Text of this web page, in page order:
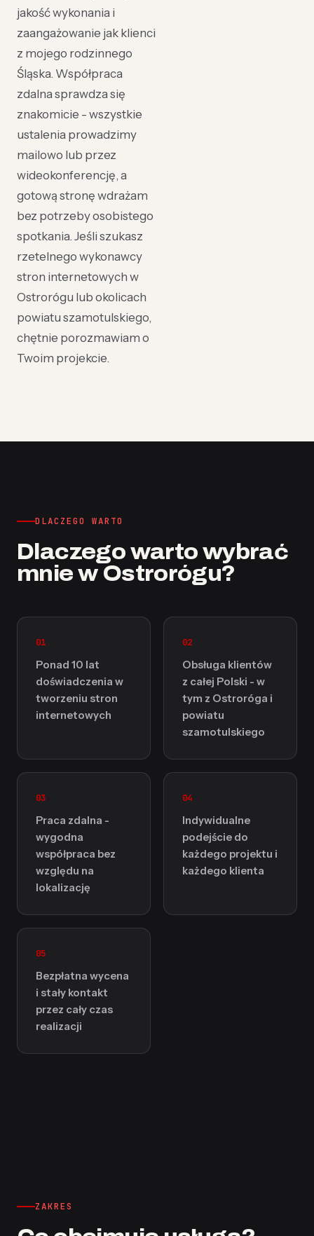
jakość wykonania i
zaangażowanie jak klienci
z mojego rodzinnego
Śląska. Współpraca
zdalna sprawdza się
znakomicie - wszystkie
ustalenia prowadzimy
mailowo lub przez
wideokonferencję, a
gotową stronę wdrażam
bez potrzeby osobistego
spotkania. Jeśli szukasz
rzetelnego wykonawcy
stron internetowych w
Ostrorógu lub okolicach
powiatu szamotulskiego,
chętnie porozmawiam o
Twoim projekcie.
DLACZEGO WARTO
Dlaczego warto wybrać
mnie w Ostrorógu?
01
Ponad 10 lat
doświadczenia w
tworzeniu stron
internetowych
02
Obsługa klientów
z całej Polski - w
tym z Ostroróga i
powiatu
szamotulskiego
03
Praca zdalna -
wygodna
współpraca bez
względu na
lokalizację
04
Indywidualne
podejście do
każdego projektu i
każdego klienta
05
Bezpłatna wycena
i stały kontakt
przez cały czas
realizacji
ZAKRES